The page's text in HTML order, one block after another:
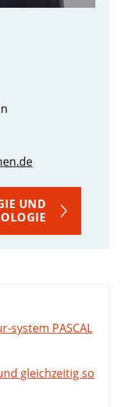
UND
system PASCAL
gleichzeitig so